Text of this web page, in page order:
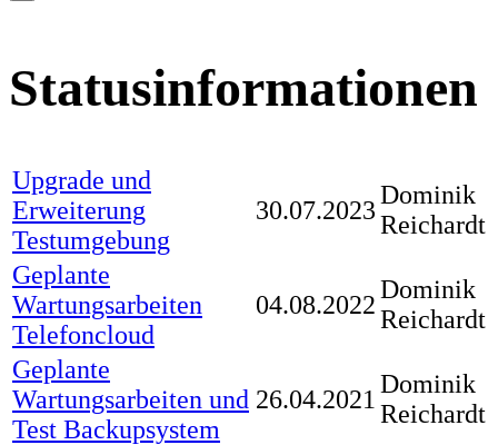
Statusinformationen
Upgrade und
Erweiterung
Testumgebung
30.07.2023
Dominik
Reichardt
Geplante
Wartungsarbeiten
Telefoncloud
04.08.2022
Dominik
Reichardt
Geplante
Wartungsarbeiten und
Test Backupsystem
26.04.2021
Dominik
Reichardt